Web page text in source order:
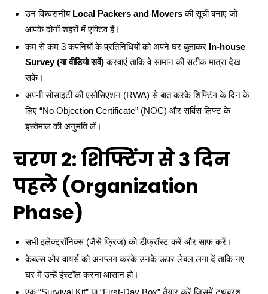
उन विश्वसनीय Local Packers and Movers की सूची बनाएं जो
आपके दोनों शहरों में एक्टिव हैं।
कम से कम 3 कंपनियों के प्रतिनिधियों को अपने घर बुलाकर In-house
Survey (या वीडियो सर्वे) करवाएं ताकि वे सामान की सटीक मात्रा देख
सकें।
अपनी सोसाइटी की एसोसिएशन (RWA) से बात करके शिफ्टिंग के दिन के
लिए “No Objection Certificate” (NOC) और सर्विस लिफ्ट के
इस्तेमाल की अनुमति लें।
चरण 2: शिफ्टिंग से 3 दिन
पहले (Organization
Phase)
सभी इलेक्ट्रॉनिक्स (जैसे फ्रिज) को डीफ्रॉस्ट करें और साफ करें।
केबल्स और वायर्स को अनप्लग करके उनके ऊपर लेबल लगा दें ताकि नए
घर में उन्हें इंस्टॉल करना आसान हो।
एक “Survival Kit” या “First-Day Box” तैयार करें जिसमें टूथब्रश,